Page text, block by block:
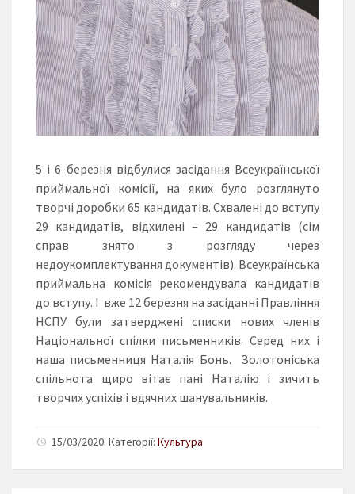
5 і 6 березня відбулися засідання Всеукраїнської
приймальної комісії, на яких було розглянуто
творчі доробки 65 кандидатів. Схвалені до вступу
29 кандидатів, відхилені – 29 кандидатів (сім
справ знято з розгляду через
недоукомплектування документів). Всеукраїнська
приймальна комісія рекомендувала кандидатів
до вступу. І вже 12 березня на засіданні Правління
НСПУ були затверджені списки нових членів
Національної спілки письменників. Серед них і
наша письменниця Наталія Бонь. Золотоніська
спільнота щиро вітає пані Наталію і зичить
творчих успіхів і вдячних шанувальників.
15/03/2020. Категорії: Культура